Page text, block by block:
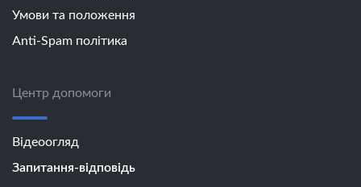
Умови та положення
Anti-Spam політика
Центр допомоги
Відеоогляд
Запитання-відповідь